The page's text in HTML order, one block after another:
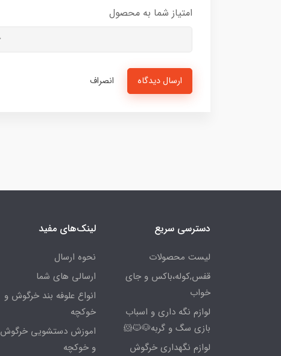
امتیاز شما به محصول
ارسال دیدگاه انصراف
دسترسی سریع
لیست محصولات
قفس,کوله،باکس و جای
خواب
لوازم نگه داری و اسباب
بازی سگ و گربه🐶🐱🐹
لوازم نگهداری خرگوش
لینک‌های مفید
نحوه ارسال
ارسالی های شما
انواع علوفه بند خرگوش و
خوکچه
اموزش دستشویی خرگوش
و خوکچه